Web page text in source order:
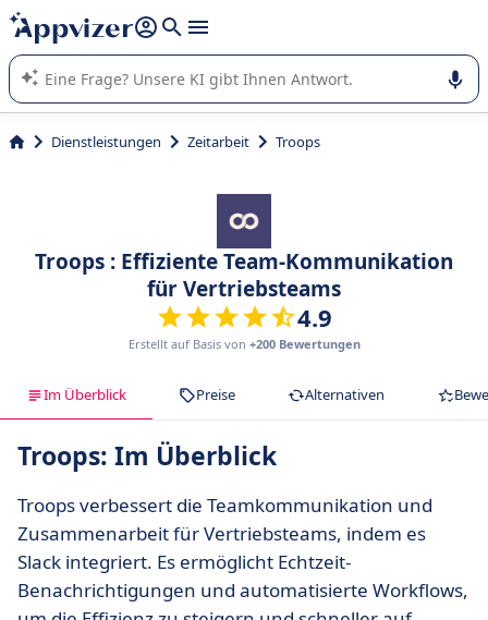
beantworten (mehrere Zeilen mit
Die KI von Appvizer führt Sie bei der Nutzung oder Auswahl
von SaaS-Software in Unternehmen.
Dienstleistungen Zeitarbeit Troops
Troops : Effiziente Team-Kommunikation
für Vertriebsteams
4.9
Erstellt auf Basis von +200 Bewertungen
Im Überblick Preise Alternativen
Troops: Im Überblick
Troops verbessert die Teamkommunikation und
Zusammenarbeit für Vertriebsteams, indem es
Slack integriert. Es ermöglicht Echtzeit-
Benachrichtigungen und automatisierte Workflows,